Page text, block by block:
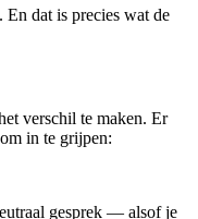
dat is precies wat de
verschil te maken. Er
in te grijpen:
gesprek — alsof je